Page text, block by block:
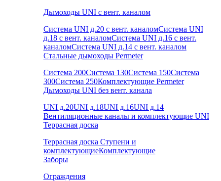
Дымоходы UNI с вент. каналом
Система UNI д.20 с вент. каналомСистема UNI
д.18 с вент. каналомСистема UNI д.16 с вент.
каналомСистема UNI д.14 с вент. каналом
Стальные дымоходы Permeter
Система 200Система 130Система 150Система
300Система 250Комплектующие Permeter
Дымоходы UNI без вент. канала
UNI д.20UNI д.18UNI д.16UNI д.14
Вентиляционные каналы и комплектующие UNI
Террасная доска
Террасная доска Ступени и
комплектующиеКомплектующие
Заборы
Ограждения